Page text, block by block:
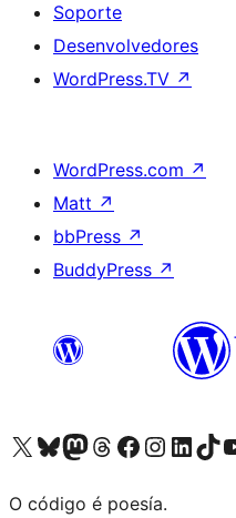
Soporte
Desenvolvedores
WordPress.TV ↗
WordPress.com ↗
Matt ↗
bbPress ↗
BuddyPress ↗
Visita la cuenta de X (anteriormente Twitter)
Visita a nosa conta de Bluesky
Visita a nosa conta de Mastodon
Visita a nosa conta de Threads
Visita a nosa páxina de Facebook
Visita a nosa conta de
Visita a nosa conta
Visita a nosa
O código é poesía.